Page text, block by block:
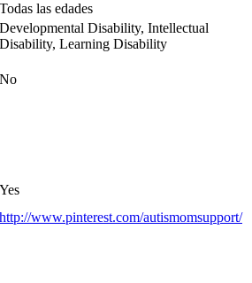
Todas las edades
Developmental Disability, Intellectual
Disability, Learning Disability
No
Yes
http://www.pinterest.com/autismomsupport/